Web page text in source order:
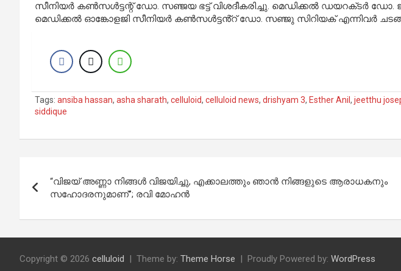
സീനിയർ കൺസൾട്ടന്റ് ഡോ. സഞ്ജയ ഭട്ട് വിശദീകരിച്ചു. മെഡിക്കൽ ഡയറക്‌ടർ
മെഡിക്കൽ ഓങ്കോളജി സീനിയർ കൺസൾട്ടൻ്റ് ഡോ. സഞ്ജു സിറിയക് എന്നിവർ
Tags: ansiba hassan, asha sharath, celluloid, celluloid news, drishyam 3, Esther Anil , jeetthu
siddique
navigation
“വിജയ് അണ്ണാ നിങ്ങൾ വിജയിച്ചു, എക്കാലത്തും ഞാൻ നിങ്ങളുടെ ആരാധകനും
സഹോദരനുമാണ്”; രവി മോഹൻ
Copyright © 2026 celluloid Theme by: Theme Horse Proudly Powered by: WordPress